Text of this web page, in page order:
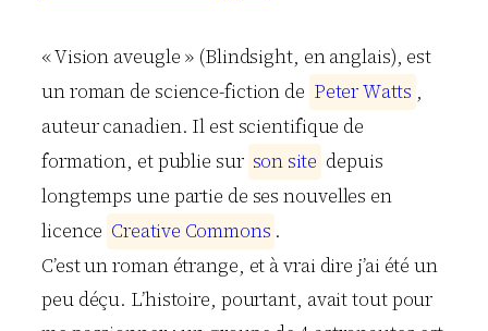
« Vision aveugle » (Blindsight, en anglais), est
un roman de science-fiction de PeterWatts ,
auteur canadien. Il est scientifique de
formation, et publie sur son site depuis
longtemps une partie de ses nouvelles en
licence Creative Commons .
C’est un roman étrange, et à vrai dire j’ai été un
peu déçu. L’histoire, pourtant, avait tout pour